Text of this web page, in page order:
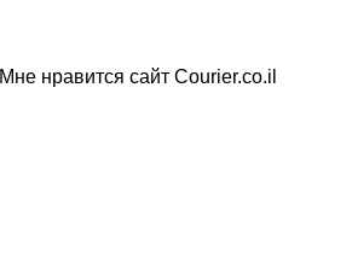
Мне нравится сайт Courier.co.il